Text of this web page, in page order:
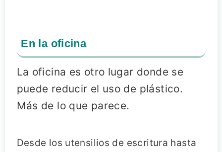
En la oficina
La oficina es otro lugar donde se
puede reducir el uso de plástico.
Más de lo que parece.
Desde los utensilios de escritura hasta